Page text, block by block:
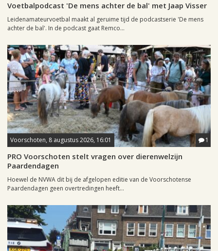
Voetbalpodcast 'De mens achter de bal' met Jaap Visser
Leidenamateurvoetbal maakt al geruime tijd de podcastserie 'De mens
achter de bal'. In de podcast gaat Remco...
Voorschoten, 8 augustus 2026, 16:01 1
PRO Voorschoten stelt vragen over dierenwelzijn
Paardendagen
Hoewel de NVWA dit bij de afgelopen editie van de Voorschotense
Paardendagen geen overtredingen heeft...